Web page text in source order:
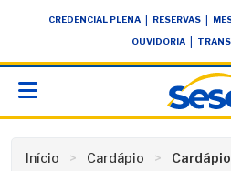
conteúdoCREDENCIAL PLENA RESERVAS
OUVIDORIA
Início Cardápio